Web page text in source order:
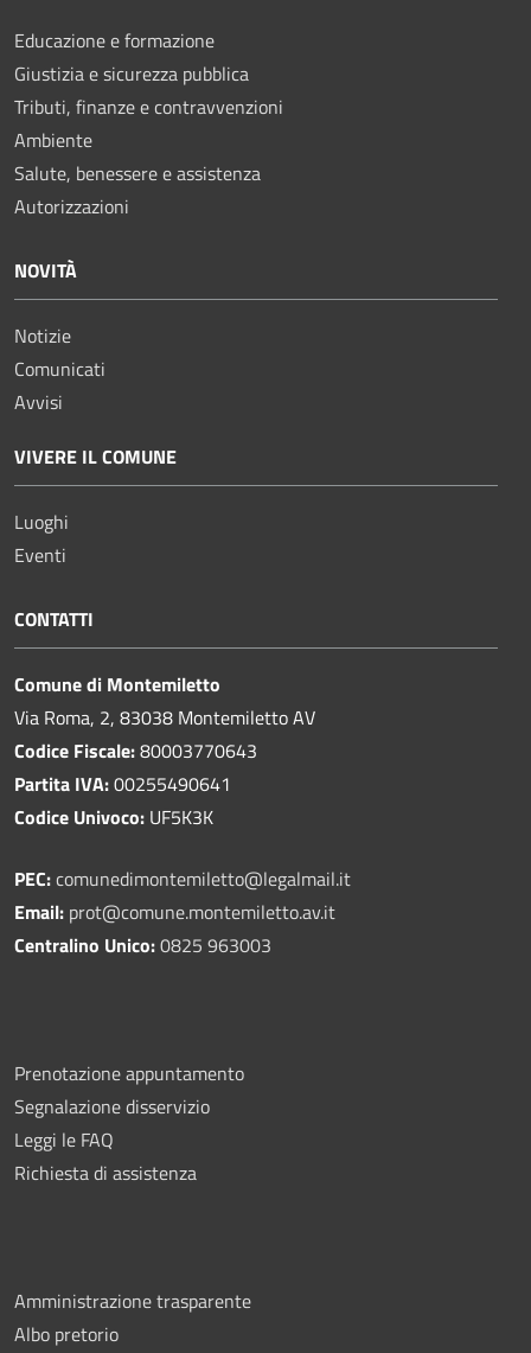
Educazione e formazione
Giustizia e sicurezza pubblica
Tributi, finanze e contravvenzioni
Ambiente
Salute, benessere e assistenza
Autorizzazioni
NOVITÀ
Notizie
Comunicati
Avvisi
VIVERE IL COMUNE
Luoghi
Eventi
CONTATTI
Comune di Montemiletto
Via Roma, 2, 83038 Montemiletto AV
Codice Fiscale:80003770643
Partita IVA:00255490641
Codice Univoco: UF5K3K
PEC:comunedimontemiletto@legalmail.it
Email: prot@comune.montemiletto.av.it
Centralino Unico:0825 963003
Prenotazione appuntamento
Segnalazione disservizio
Leggi le FAQ
Richiesta di assistenza
Amministrazione trasparente
Albo pretorio